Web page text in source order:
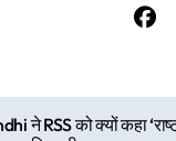
ने RSS को क्यों कहा